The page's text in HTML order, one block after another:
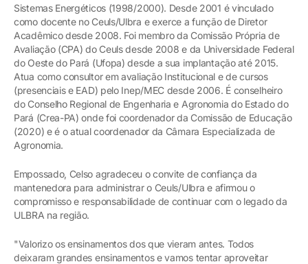
Sistemas Energéticos (1998/2000). Desde 2001 é vinculado
como docente no Ceuls/Ulbra e exerce a função de Diretor
Acadêmico desde 2008. Foi membro da Comissão Própria de
Avaliação (CPA) do Ceuls desde 2008 e da Universidade Federal
do Oeste do Pará (Ufopa) desde a sua implantação até 2015.
Atua como consultor em avaliação Institucional e de cursos
(presenciais e EAD) pelo Inep/MEC desde 2006. É conselheiro
do Conselho Regional de Engenharia e Agronomia do Estado do
Pará (Crea-PA) onde foi coordenador da Comissão de Educação
(2020) e é o atual coordenador da Câmara Especializada de
Agronomia.
Empossado, Celso agradeceu o convite de confiança da
mantenedora para administrar o Ceuls/Ulbra e afirmou o
compromisso e responsabilidade de continuar com o legado da
ULBRA na região.
"Valorizo os ensinamentos dos que vieram antes. Todos
deixaram grandes ensinamentos e vamos tentar aproveitar